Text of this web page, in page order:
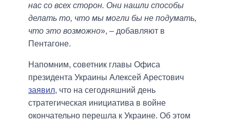
нас со всех сторон. Они нашли способы
делать то, что мы могли бы не подумать,
что это возможно», – добавляют в
Пентагоне.
Напомним, советник главы Офиса
президента Украины Алексей Арестович
заявил, что на сегодняшний день
стратегическая инициатива в войне
окончательно перешла к Украине. Об этом